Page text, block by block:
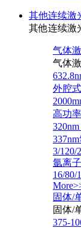
其他连续激
其他连续激
气体
气体
外腔
高功
3/120/
氩离
16/80/
固体/
固体/
375-